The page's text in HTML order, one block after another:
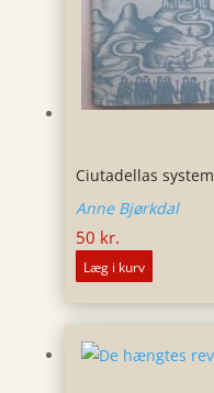
Ciutadellas system
Anne Bjørkdal
50 kr.
Læg i kurv